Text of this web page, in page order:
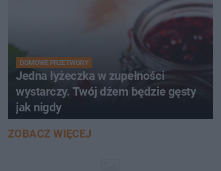
DOMOWE PRZETWORY
Jedna łyżeczka w zupełności
wystarczy. Twój dżem będzie gęsty
jak nigdy
ZOBACZ WIĘCEJ